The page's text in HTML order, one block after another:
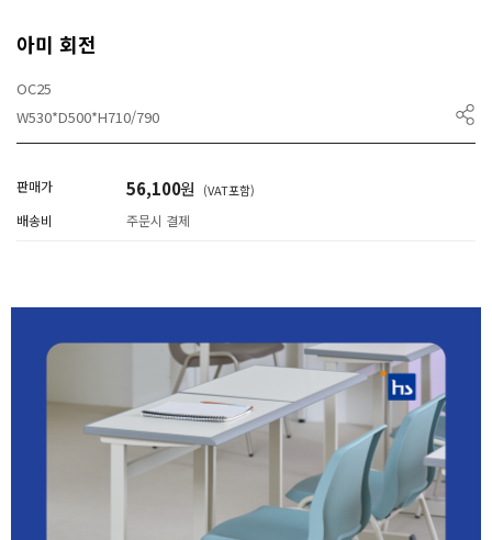
아미 회전
OC25
W530*D500*H710/790
판매가 56,100원 (VAT포함)
배송비 주문시 결제